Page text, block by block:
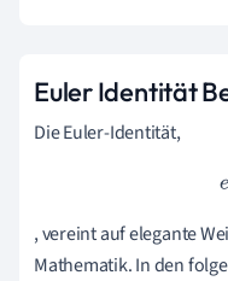
Euler Identität
Die Euler-Identität,
, vereint auf elegante
Mathematik. In den